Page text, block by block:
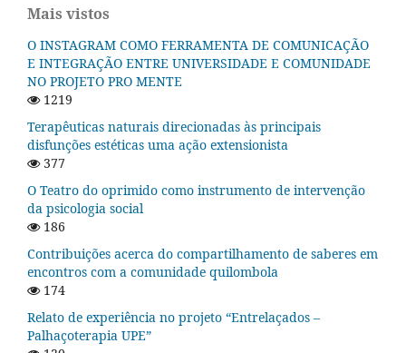
Mais vistos
O INSTAGRAM COMO FERRAMENTA DE COMUNICAÇÃO
E INTEGRAÇÃO ENTRE UNIVERSIDADE E COMUNIDADE
NO PROJETO PRO MENTE
1219
Terapêuticas naturais direcionadas às principais
disfunções estéticas uma ação extensionista
377
O Teatro do oprimido como instrumento de intervenção
da psicologia social
186
Contribuições acerca do compartilhamento de saberes em
encontros com a comunidade quilombola
174
Relato de experiência no projeto “Entrelaçados –
Palhaçoterapia UPE”